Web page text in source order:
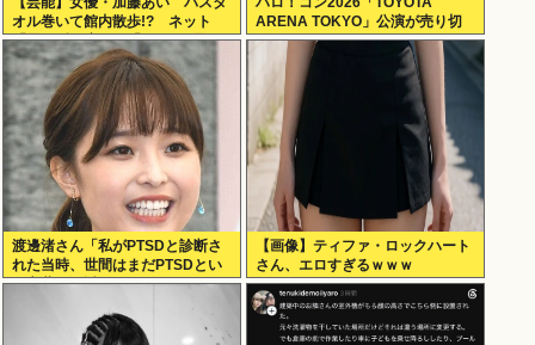
オル巻いて館内散歩!? ネット
「思わず二度見」「IWGPを思い
出す」「セクシーサンキュー」
ARENA TOKYO」公演が売り切
れない
渡邊渚さん「私がPTSDと診断さ
れた当時、世間はまだPTSDとい
う言葉は浸透されていませんでし
【画像】ティファ・ロックハート
さん、エロすぎるｗｗｗ